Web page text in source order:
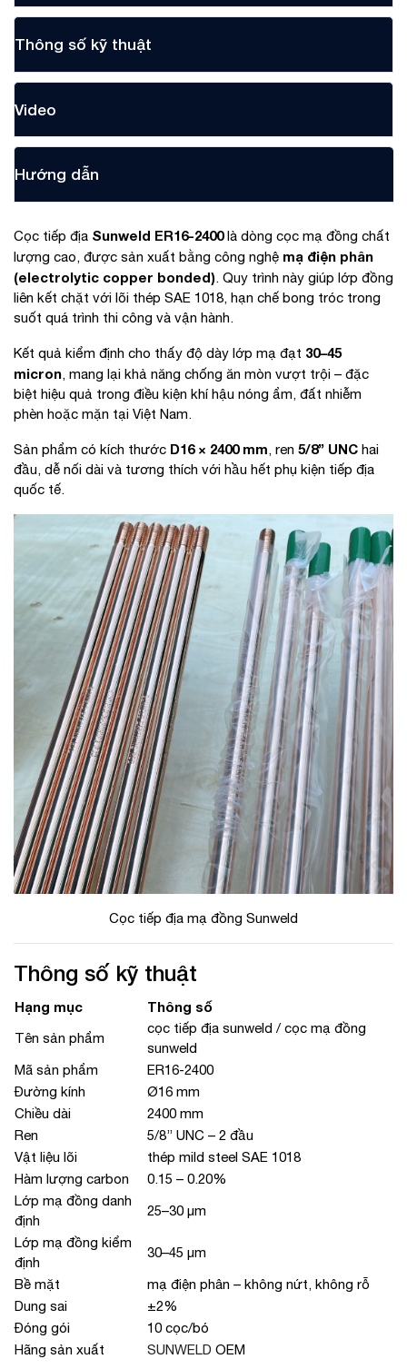
Thông số kỹ thuật
Video
Hướng dẫn
Cọc tiếp địa Sunweld ER16-2400là dòng cọc mạ đồng chất
lượng cao, được sản xuất bằng công nghệ mạ điện phân
(electrolytic copper bonded). Quy trình này giúp lớp đồng
liên kết chặt với lõi thép SAE 1018, hạn chế bong tróc trong
suốt quá trình thi công và vận hành.
Kết quả kiểm định cho thấy độ dày lớp mạ đạt 30–45
micron, mang lại khả năng chống ăn mòn vượt trội – đặc
biệt hiệu quả trong điều kiện khí hậu nóng ẩm, đất nhiễm
phèn hoặc mặn tại Việt Nam.
Sản phẩm có kích thước D16 × 2400 mm, ren 5/8” UNC hai
đầu, dễ nối dài và tương thích với hầu hết phụ kiện tiếp địa
quốc tế.
Cọc tiếp địa mạ đồng Sunweld
Thông số kỹ thuật
Hạng mục Thông số
Tên sản phẩm
cọc tiếp địa sunweld / cọc mạ đồng
sunweld
Mã sản phẩm
ER16-2400
Đường kính
Ø16 mm
Chiều dài
2400 mm
Ren
5/8’’ UNC – 2 đầu
Vật liệu lõi
thép mild steel SAE 1018
Hàm lượng carbon
0.15 – 0.20%
Lớp mạ đồng danh
định
25–30 µm
Lớp mạ đồng kiểm
định
30–45 µm
Bề mặt
mạ điện phân – không nứt, không rỗ
Dung sai
±2%
Đóng gói
10 cọc/bó
Hãng sản xuất
SUNWELD OEM